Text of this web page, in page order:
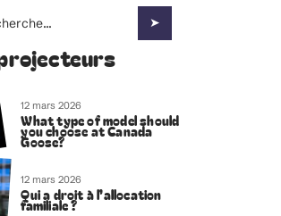
12 mars 2026
What type of model should
you choose at Canada
Goose?
12 mars 2026
Qui a droit à l’allocation
familiale ?